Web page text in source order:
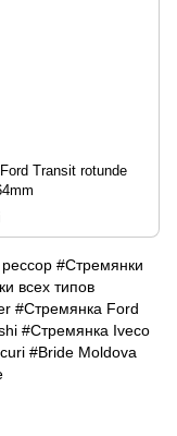
Transit rotunde
#Стремянки
всех типов
#Стремянка Ford
#Стремянка Iveco
#Bride Moldova